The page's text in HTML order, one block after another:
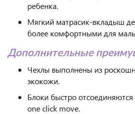
ребенка.
Мягкий матрасик-вкладыш
более комфортными для
Дополнительные
Чехлы выполнены из
экокожи.
Блоки быстро
one click move.